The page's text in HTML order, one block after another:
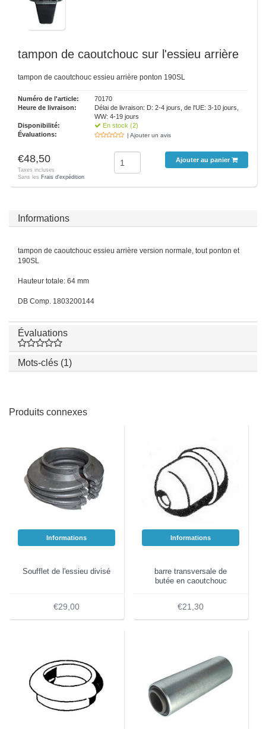
tampon de caoutchouc sur l'essieu arrière
tampon de caoutchouc essieu arrière ponton 190SL
Numéro de l'article:
70170
Heure de livraison:
Délai de livraison: D: 2-4 jours, de l'UE: 3-10 jours,
WW: 4-19 jours
Disponibilité:
En stock (2)
Évaluations:
| Ajouter un avis
€48,50
Taxes incluses
Sans les Frais d'expédition
Ajouter au panier
Informations
tampon de caoutchouc essieu arrière version normale, tout ponton et
190SL
Hauteur totale: 64 mm
DB Comp. 1803200144
Évaluations
Mots-clés (1)
Produits connexes
Informations
Soufflet de l'essieu divisé
€29,00
Informations
barre transversale de
butée en caoutchouc
€21,30